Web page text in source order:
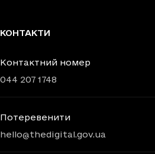
КОНТАКТИ
Контактний номер
044 207 1748
Потеревенити
hello@thedigital.gov.ua